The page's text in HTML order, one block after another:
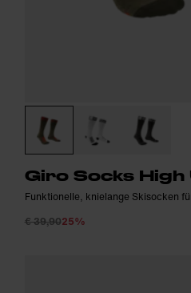
Giro Socks High
Funktionelle, knielange Skisocken
€ 39,9025%